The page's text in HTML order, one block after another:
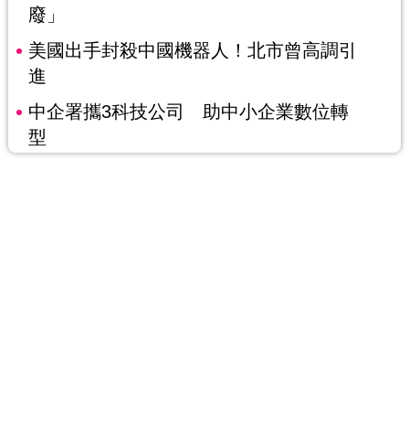
廢」
美國出手封殺中國機器人！北市曾高調引
進
中企署攜3科技公司 助中小企業數位轉
型